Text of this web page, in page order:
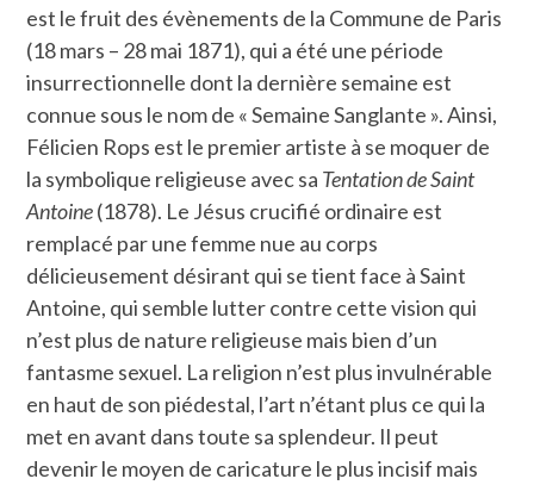
est le fruit des évènements de la Commune de Paris
(18 mars – 28 mai 1871), qui a été une période
insurrectionnelle dont la dernière semaine est
connue sous le nom de « Semaine Sanglante ». Ainsi,
Félicien Rops est le premier artiste à se moquer de
la symbolique religieuse avec sa Tentation de Saint
Antoine(1878). Le Jésus crucifié ordinaire est
remplacé par une femme nue au corps
délicieusement désirant qui se tient face à Saint
Antoine, qui semble lutter contre cette vision qui
n’est plus de nature religieuse mais bien d’un
fantasme sexuel. La religion n’est plus invulnérable
en haut de son piédestal, l’art n’étant plus ce qui la
met en avant dans toute sa splendeur. Il peut
devenir le moyen de caricature le plus incisif mais